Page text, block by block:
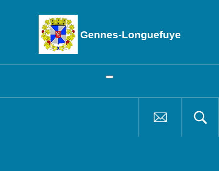
Gennes-Longuefuye